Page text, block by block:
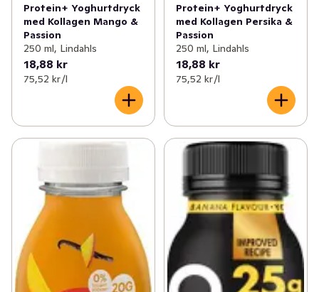
Protein+ Yoghurtdryck
med Kollagen Mango &
Passion
250 ml, Lindahls
18,88 kr
75,52 kr /l
Protein+ Yoghurtdryck
med Kollagen Persika &
Passion
250 ml, Lindahls
18,88 kr
75,52 kr /l